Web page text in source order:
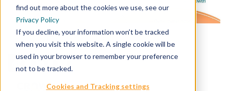
find out more about the cookies we use, see our
Privacy Policy
If you decline, your information won’t be tracked
when you visit this website. A single cookie will be
used in your browser to remember your preference
not to be tracked.
Cookies and Tracking settings